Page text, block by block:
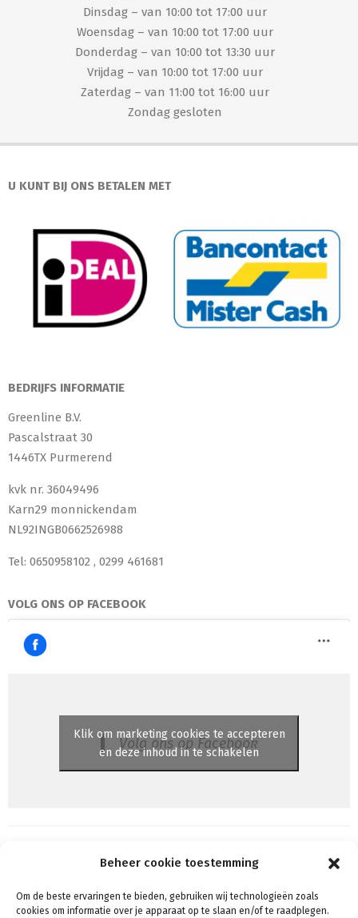
Beheer cookie toestemming
Om de beste ervaringen te bieden, gebruiken wij technologieën zoals
cookies om informatie over je apparaat op te slaan en/of te raadplegen.
Dinsdag – van 10:00 tot 17:00 uur
Woensdag – van 10:00 tot 17:00 uur
Donderdag – van 10:00 tot 13:30 uur
Vrijdag – van 10:00 tot 17:00 uur
Zaterdag – van 11:00 tot 16:00 uur
Zondag gesloten
U KUNT BIJ ONS BETALEN MET
BEDRIJFS INFORMATIE
Greenline B.V.
Pascalstraat 30
1446TX Purmerend
kvk nr. 36049496
Karn29 monnickendam
NL92INGB0662526988
Tel: 0650958102 , 0299 461681
VOLG ONS OP FACEBOOK
Volg ons op Facebook
Klik om marketing cookies te accepteren
en deze inhoud in te schakelen
Algemene voorwaarden